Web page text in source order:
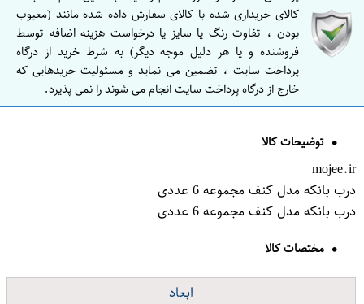
کالای خریداری شده با کالای سفارش داده شده مانند (معیوب
بودن ، تفاوت رنگ یا سایز یا درخواست هزینه اضافه توسط
فروشنده و یا هر دلیل موجه دیگر) به شرط خرید از درگاه
پرداخت سایت ، تضمین می نماید و مسئولیت خریدهایی که
خارج از درگاه پرداخت سایت انجام می شوند را نمی پذیرد.
توضیحات کالا
mojee.ir
درب بانکه مدل کنف مجموعه 6 عددی
درب بانکه مدل کنف مجموعه 6 عددی
مختصات کالا
ابعاد